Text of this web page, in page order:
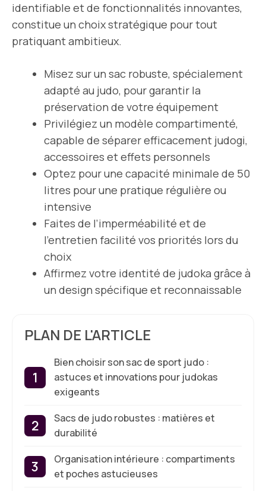
identifiable et de fonctionnalités innovantes,
constitue un choix stratégique pour tout
pratiquant ambitieux.
Misez sur un sac robuste, spécialement
adapté au judo, pour garantir la
préservation de votre équipement
Privilégiez un modèle compartimenté,
capable de séparer efficacement judogi,
accessoires et effets personnels
Optez pour une capacité minimale de 50
litres pour une pratique régulière ou
intensive
Faites de l’imperméabilité et de
l’entretien facilité vos priorités lors du
choix
Affirmez votre identité de judoka grâce à
un design spécifique et reconnaissable
PLAN DE L'ARTICLE
Bien choisir son sac de sport judo :
astuces et innovations pour judokas
exigeants
Sacs de judo robustes : matières et
durabilité
Organisation intérieure : compartiments
et poches astucieuses